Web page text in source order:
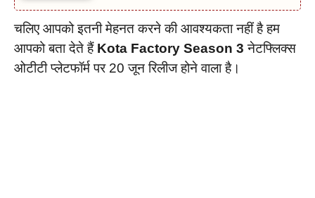
चलिए आपको इतनी मेहनत करने की आवश्यकता नहीं है हम
आपको बता देते हैं Kota Factory Season 3नेटफ्लिक्स
ओटीटी प्लेटफॉर्म पर 20 जून रिलीज होने वाला है।